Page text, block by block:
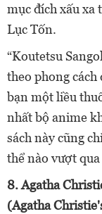
mục đích xấu xa
Lục Tốn.
“Koutetsu
theo phong cách
bạn một liều
nhất bộ anime
sách này cũng
thể nào vượt
8. Agatha
(Agatha